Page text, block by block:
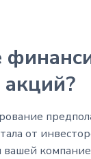
акций?
от
вашей